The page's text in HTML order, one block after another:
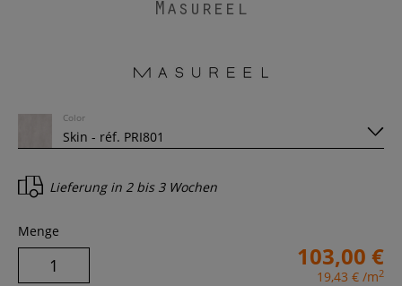
Masureel
Color
Lieferung in 2 bis 3 Wochen
Menge
103,00 €
19,43 € /m2